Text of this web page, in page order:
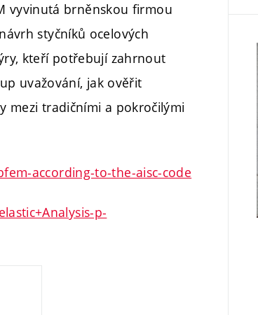
vyvinutá brněnskou firmou
styčníků ocelových
kteří potřebují zahrnout
uvažování, jak ověřit
mezi tradičními a pokročilými
according-to-the-aisc-code
p-